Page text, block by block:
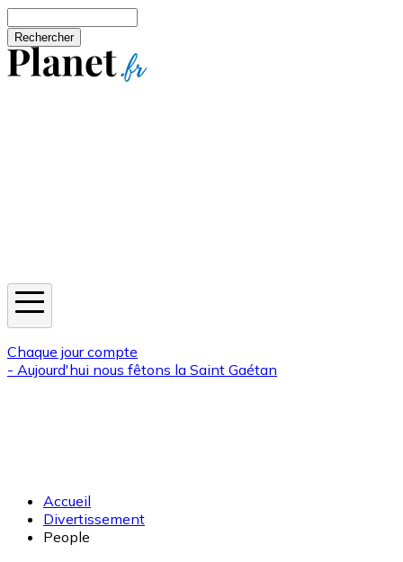
Chaque jour compte
- Aujourd'hui nous fêtons la Saint Gaétan
Accueil
Divertissement
People